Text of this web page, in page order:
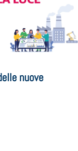
nuove